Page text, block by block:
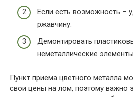
Если есть возможность –
ржавчину.
Демонтировать
неметаллические
Пункт приема цветного металла
свои цены на лом, поэтому важно